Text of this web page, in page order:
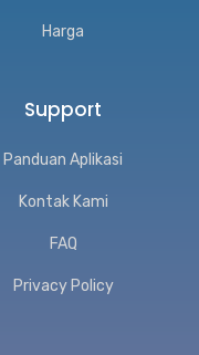
Harga
Support
Panduan Aplikasi
Kontak Kami
FAQ
Privacy Policy